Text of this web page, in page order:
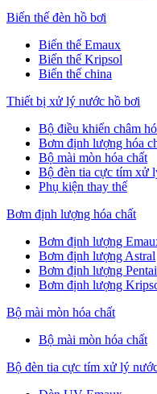
Biến thế đèn hồ bơi
Biến thế Emaux
Biến thế Kripsol
Biến thế china
Thiết bị xử lý nước hồ bơi
Bộ điều khiển châm
Bơm định lượng hóa
Bộ mài mòn hóa chất
Bộ đèn tia cực tím xử
Phụ kiện thay thế
Bơm định lượng hóa chất
Bơm định lượng
Bơm định lượng Astral
Bơm định lượng
Bơm định lượng
Bộ mài mòn hóa chất
Bộ mài mòn hóa chất
Bộ đèn tia cực tím xử lý